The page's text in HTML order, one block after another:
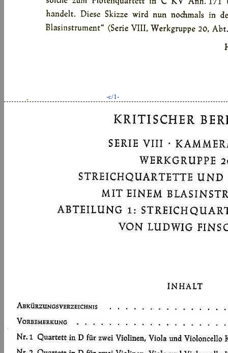
-c/1-